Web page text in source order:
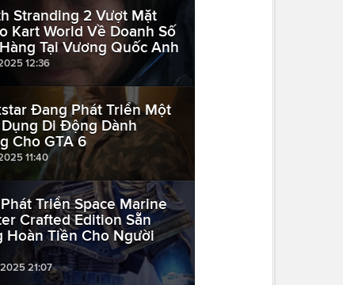
Stranding 2 Vượt Mặt
Kart World Về Doanh Số
Tại Vương Quốc Anh
12:36
Đang Phát Triển Một
Di Động Dành
Cho GTA 6
11:40
Triển Space Marine
Crafted Edition Sẵn
Hoàn Tiền Cho Người
21:07